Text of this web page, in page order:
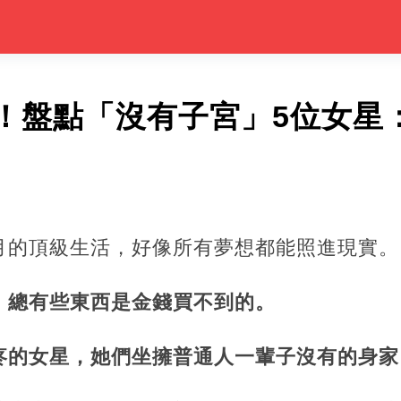
盤點「沒有子宮」5位女星
頂級生活，好像所有夢想都能照進現實。
有些東西是金錢買不到的。
女星，她們坐擁普通人一輩子沒有的身